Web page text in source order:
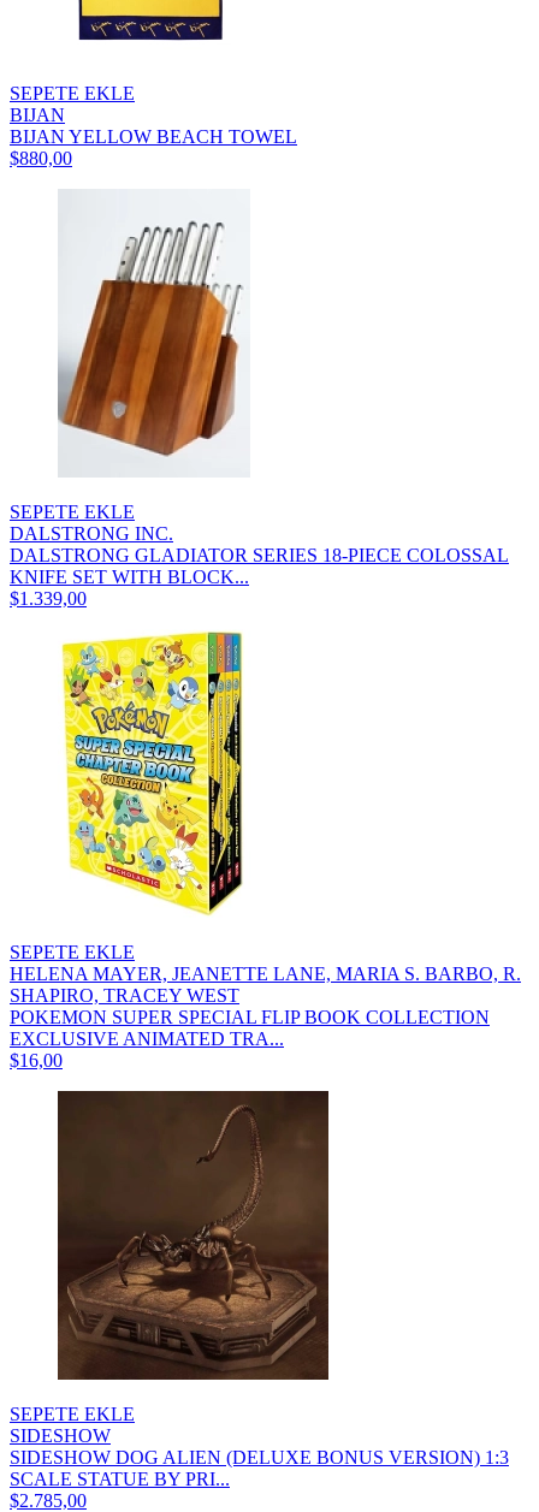
SEPETE EKLE
BIJAN
BIJAN YELLOW BEACH TOWEL
$880,00
SEPETE EKLE
DALSTRONG INC.
DALSTRONG GLADIATOR SERIES 18-PIECE COLOSSAL
KNIFE SET WITH BLOCK...
$1.339,00
SEPETE EKLE
HELENA MAYER, JEANETTE LANE, MARIA S. BARBO, R.
SHAPIRO, TRACEY WEST
POKEMON SUPER SPECIAL FLIP BOOK COLLECTION
EXCLUSIVE ANIMATED TRA...
$16,00
SEPETE EKLE
SIDESHOW
SIDESHOW DOG ALIEN (DELUXE BONUS VERSION) 1:3
SCALE STATUE BY PRI...
$2.785,00